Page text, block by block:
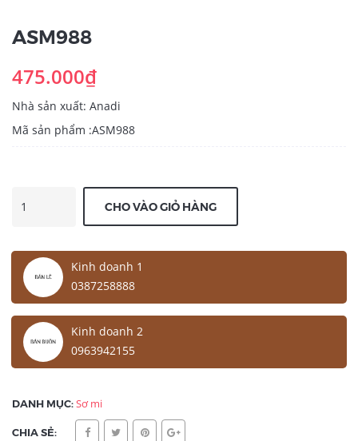
ASM988
475.000₫
Nhà sản xuất: Anadi
Mã sản phẩm :ASM988
CHO VÀO GIỎ HÀNG
Kinh doanh 1
0387258888
Kinh doanh 2
0963942155
DANH MỤC:Sơ mi
CHIA SẺ: